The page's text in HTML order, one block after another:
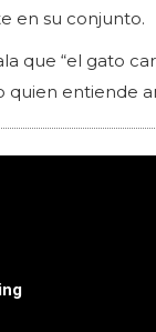
en su conjunto.
que “el gato
quien entiende